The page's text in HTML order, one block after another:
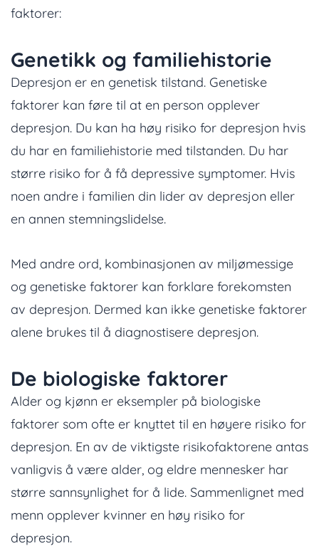
faktorer:
Genetikk og familiehistorie
Depresjon er en genetisk tilstand. Genetiske
faktorer kan føre til at en person opplever
depresjon. Du kan ha høy risiko for depresjon hvis
du har en familiehistorie med tilstanden. Du har
større risiko for å få depressive symptomer. Hvis
noen andre i familien din lider av depresjon eller
en annen stemningslidelse.
Med andre ord, kombinasjonen av miljømessige
og genetiske faktorer kan forklare forekomsten
av depresjon. Dermed kan ikke genetiske faktorer
alene brukes til å diagnostisere depresjon.
De biologiske faktorer
Alder og kjønn er eksempler på biologiske
faktorer som ofte er knyttet til en høyere risiko for
depresjon. En av de viktigste risikofaktorene antas
vanligvis å være alder, og eldre mennesker har
større sannsynlighet for å lide. Sammenlignet med
menn opplever kvinner en høy risiko for
depresjon.